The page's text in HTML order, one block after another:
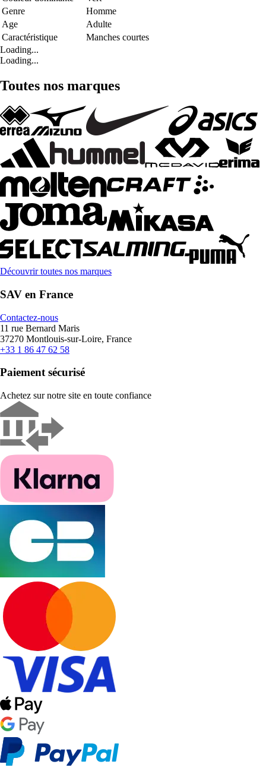
Genre
Homme
Age
Adulte
Caractéristique
Manches courtes
Loading...
Loading...
Toutes nos marques
Découvrir toutes nos marques
SAV en France
Contactez-nous
11 rue Bernard Maris
37270 Montlouis-sur-Loire, France
+33 1 86 47 62 58
Paiement sécurisé
Achetez sur notre site en toute confiance